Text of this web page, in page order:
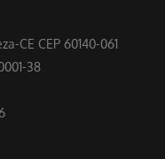
CE CEP 60140-061
38